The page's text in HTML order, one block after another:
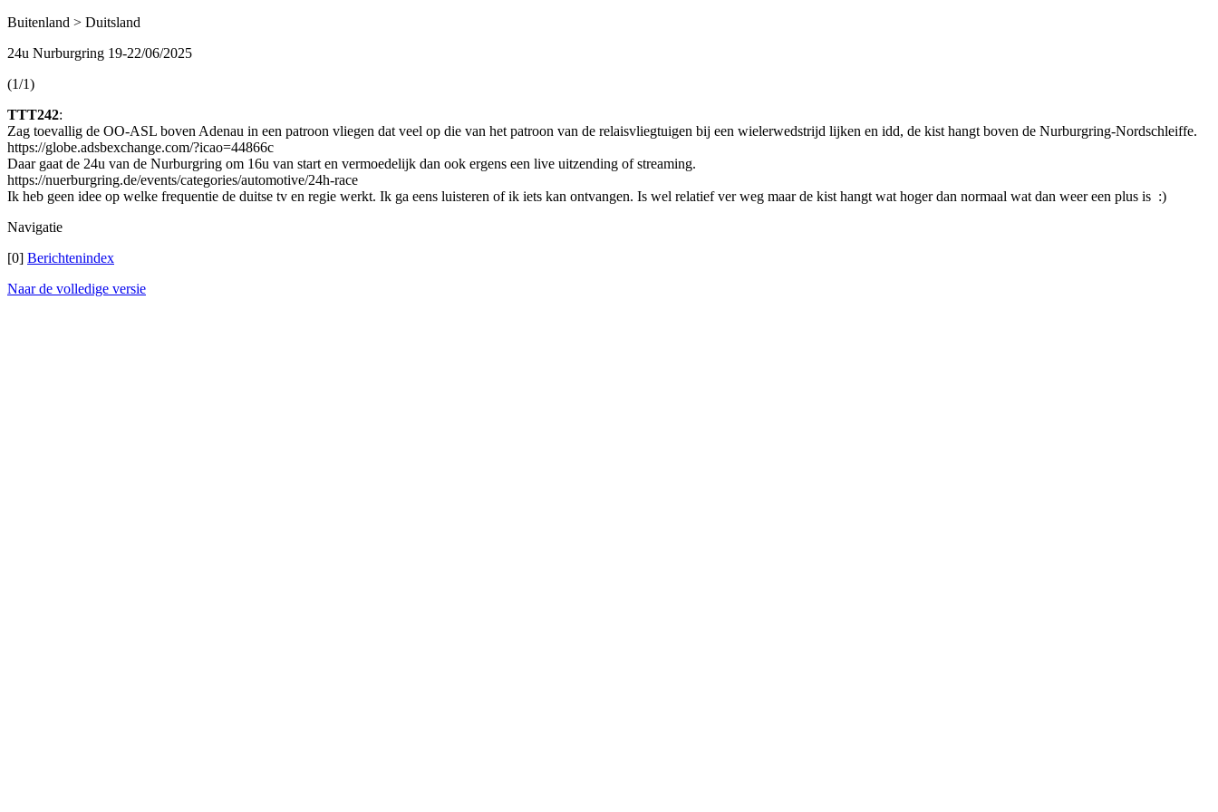
Buitenland > Duitsland
24u Nurburgring 19-22/06/2025
(1/1)
TTT242:
Zag toevallig de OO-ASL boven Adenau in een patroon vliegen dat veel op die van het patroon van de relaisvliegtuigen bij een wielerwedstrijd lijken en idd, de kist hangt boven de Nurburgring-Nordschleiffe.
https://globe.adsbexchange.com/?icao=44866c
Daar gaat de 24u van de Nurburgring om 16u van start en vermoedelijk dan ook ergens een live uitzending of streaming.
https://nuerburgring.de/events/categories/automotive/24h-race
Ik heb geen idee op welke frequentie de duitse tv en regie werkt. Ik ga eens luisteren of ik iets kan ontvangen. Is wel relatief ver weg maar de kist hangt wat hoger dan normaal wat dan weer een plus is :)
Navigatie
[0] Berichtenindex
Naar de volledige versie